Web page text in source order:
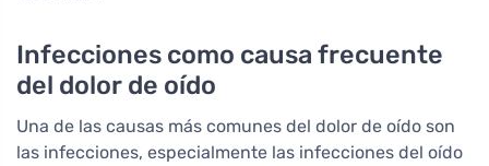
Infecciones como causa frecuente
del dolor de oído
Una de las causas más comunes del dolor de oído son
las infecciones, especialmente las infecciones del oído